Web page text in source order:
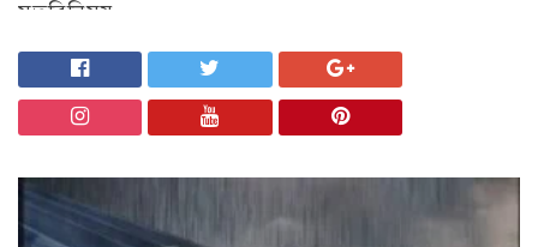
মতবিনিময়
চট্টগ্রাম